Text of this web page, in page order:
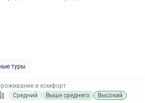
туры
и комфорт
Средний
Выше среднего Высокий